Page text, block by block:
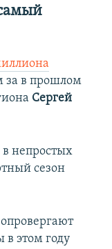
480p
за в прошлом
Сергей
в непростых
сезон
этом году